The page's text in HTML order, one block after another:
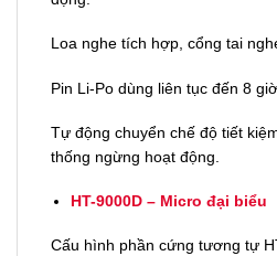
Loa nghe tích hợp, cổng tai
Pin Li-Po dùng liên tục đến 8
Tự động chuyển chế độ tiết
thống ngừng hoạt động.
HT-9000D – Micro đại biểu
Cấu hình phần cứng tương tự